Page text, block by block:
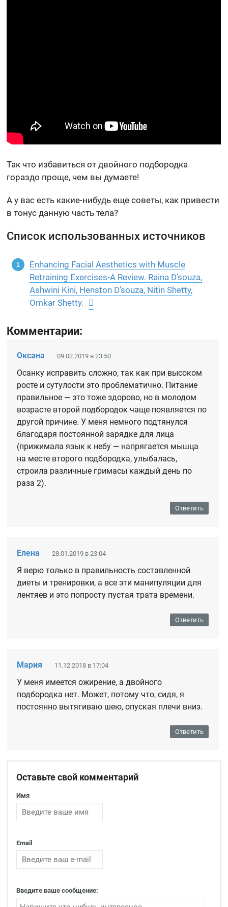
Так что избавиться от двойного подбородка
гораздо проще, чем вы думаете!
А у вас есть какие-нибудь еще советы, как привести
в тонус данную часть тела?
Список использованных источников
Enhancing Facial Aesthetics with Muscle
Retraining Exercises-A Review. Raina D’souza,
Ashwini Kini, Henston D’souza, Nitin Shetty,
Omkar Shetty.
Комментарии:
Оксана 09.02.2019 в 23:50
Осанку исправить сложно, так как при высоком
росте и сутулости это проблематично. Питание
правильное — это тоже здорово, но в молодом
возрасте второй подбородок чаще появляется по
другой причине. У меня немного подтянулся
благодаря постоянной зарядке для лица
(прижимала язык к небу — напрягается мышца
на месте второго подбородка, улыбалась,
строила различные гримасы каждый день по
раза 2).
Ответить
Елена 28.01.2019 в 23:04
Я верю только в правильность составленной
диеты и тренировки, а все эти манипуляции для
лентяев и это попросту пустая трата времени.
Ответить
Мария 11.12.2018 в 17:04
У меня имеется ожирение, а двойного
подбородка нет. Может, потому что, сидя, я
постоянно вытягиваю шею, опуская плечи вниз.
Ответить
Оставьте свой комментарий
Имя
Email
Введите ваше сообщение: